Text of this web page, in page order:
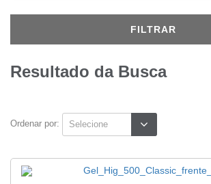
FILTRAR
Veja
opções
500ml
(1)
Resultado da Busca
Ordenar por: